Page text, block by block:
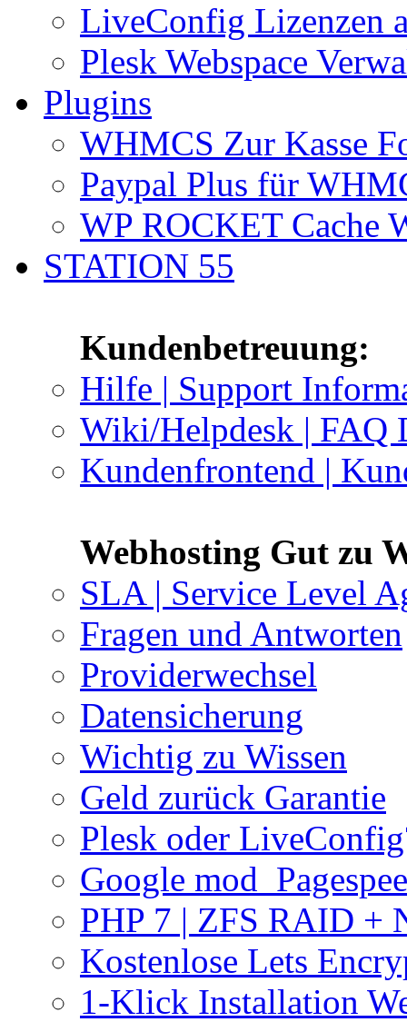
LiveConfig Lizenzen
Plesk Webspace
Plugins
WHMCS Zur Kasse
Paypal Plus für
WP ROCKET Cache
STATION 55
Kundenbetreuung:
Hilfe | Support
Wiki/Helpdesk | FAQ
Kundenfrontend |
Webhosting Gut zu
SLA | Service Level
Fragen und Antworten
Providerwechsel
Datensicherung
Wichtig zu Wissen
Geld zurück Garantie
Plesk oder
Google
PHP 7 | ZFS RAID +
Kostenlose Lets
1-Klick Installation